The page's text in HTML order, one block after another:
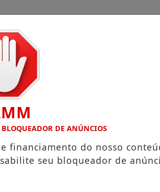
MUNICÍPIO RECEITA FEDERAL
BLOQUEADOR DE ANÚNCIOS
financiamento do nosso
seu bloqueador de